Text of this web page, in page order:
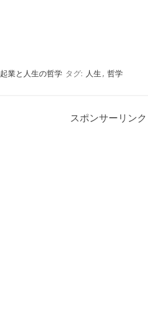
起業と人生の哲学 タグ: 人生 , 哲学
スポンサーリンク